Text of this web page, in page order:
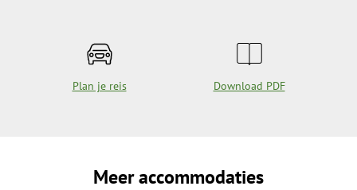
Plan je reis Download PDF
Meer accommodaties